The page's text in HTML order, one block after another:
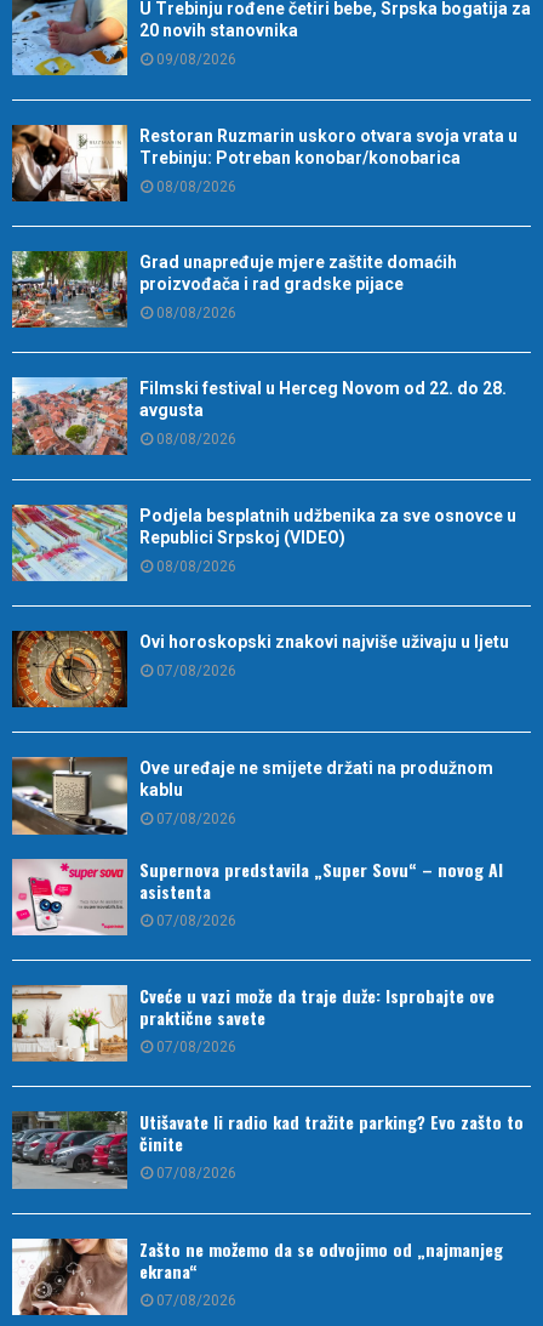
U Trebinju rođene četiri bebe, Srpska bogatija za
20 novih stanovnika
09/08/2026
Restoran Ruzmarin uskoro otvara svoja vrata u
Trebinju: Potreban konobar/konobarica
08/08/2026
Grad unapređuje mjere zaštite domaćih
proizvođača i rad gradske pijace
08/08/2026
Filmski festival u Herceg Novom od 22. do 28.
avgusta
08/08/2026
Podjela besplatnih udžbenika za sve osnovce u
Republici Srpskoj (VIDEO)
08/08/2026
Ovi horoskopski znakovi najviše uživaju u ljetu
07/08/2026
Ove uređaje ne smijete držati na produžnom
kablu
07/08/2026
Supernova predstavila „Super Sovu“ – novog AI
asistenta
07/08/2026
Cveće u vazi može da traje duže: Isprobajte ove
praktične savete
07/08/2026
Utišavate li radio kad tražite parking? Evo zašto to
činite
07/08/2026
Zašto ne možemo da se odvojimo od „najmanjeg
ekrana“
07/08/2026